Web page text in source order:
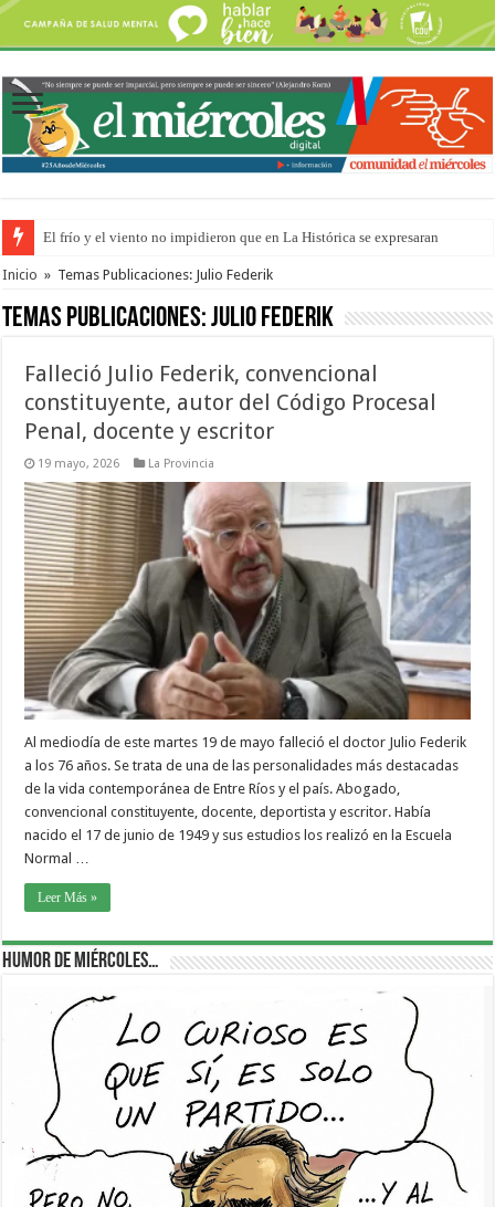
El frío y el viento no impidieron que en La Histórica se expresaran
OSER: Frigerio aseguró que mejoraron el servicio, redujeron el déficit en
Inicio » Temas Publicaciones: Julio Federik
Temas Publicaciones:Julio Federik
Falleció Julio Federik, convencional
constituyente, autor del Código Procesal
Penal, docente y escritor
19 mayo, 2026 La Provincia
Al mediodía de este martes 19 de mayo falleció el doctor Julio Federik
a los 76 años. Se trata de una de las personalidades más destacadas
de la vida contemporánea de Entre Ríos y el país. Abogado,
convencional constituyente, docente, deportista y escritor. Había
nacido el 17 de junio de 1949 y sus estudios los realizó en la Escuela
Normal …
Leer Más »
Humor de Miércoles…